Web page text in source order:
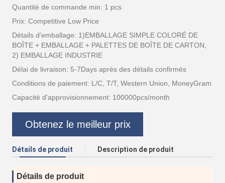
Quantité de commande min: 1 pcs
Prix: Competitive Low Price
Détails d'emballage: 1)EMBALLAGE SIMPLE COLORÉ DE
BOÎTE + EMBALLAGE + PALETTES DE BOÎTE DE CARTON,
2) EMBALLAGE INDUSTRIE
Délai de livraison: 5-7Days après des détails confirmés
Conditions de paiement: L/C, T/T, Western Union, MoneyGram
Capacité d'approvisionnement: 100000pcs/month
Obtenez le meilleur prix
Détails de produit Description de produit
Détails de produit